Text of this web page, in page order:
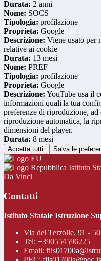
Durata: 2 anni
Nome: SOCS
Tipologia: profilazione
Proprieta: Google
Descrizione: Viene usato per
relative ai cookie
Durata: 13 mesi
Nome: PREF
Tipologia: profilazione
Proprieta: Google
Descrizione: YouTube usa il
informazioni quali la tua
preferenze di riproduzione, ad
riproduzione automatica, la
dimensioni del player.
Durata: 8 mesi
Accetta tutti Salva le
Istituto
Da Vinci
Contatti
Istituto Statale Istruzione
Via del Terzolle, 91 -
Tel: +390554596225
Email:
PEC: